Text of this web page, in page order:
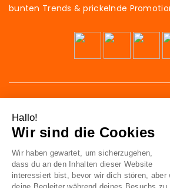
bunten Trends & prickelnde
41 av. de l’agent Sarre
92700 Colombes
France
Hallo!
Wir sind die Cookies
Wir haben gewartet, um sicherzugehen,
dass du an den Inhalten dieser Website
interessiert bist, bevor wir dich stören, aber